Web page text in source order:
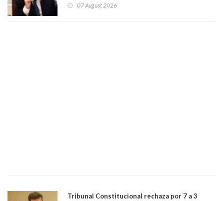
perseguir ruta del dinero y levantar secreto
07 August 2026
Tribunal Constitucional rechaza por 7 a 3